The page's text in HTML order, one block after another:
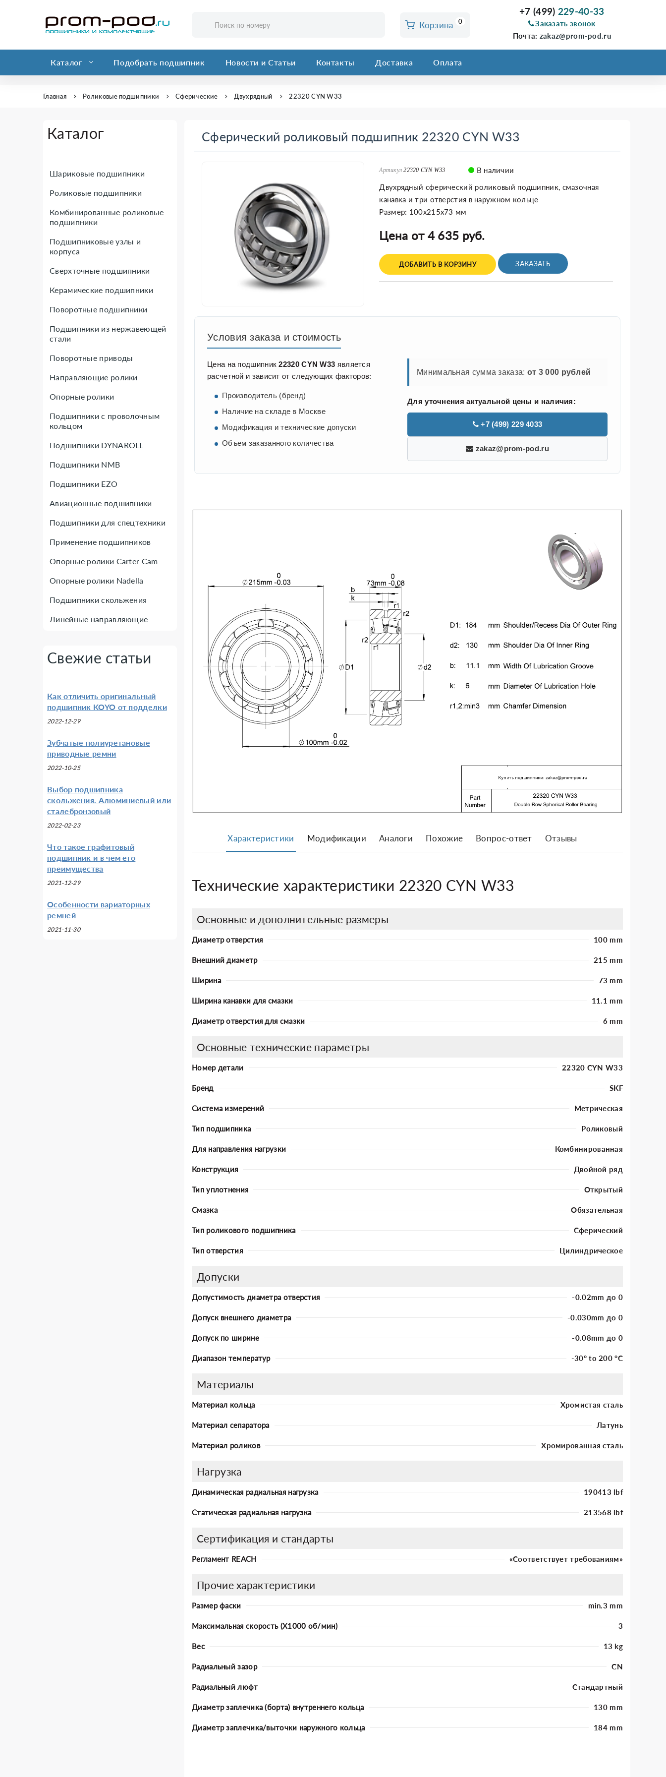
Корзина 0
+7 (499) 229-40-33
Заказать звонок
Почта: zakaz@prom-pod.ru
Каталог Подобрать подшипник Новости и Статьи Контакты Доставка Оплата
Главная Роликовые подшипники Сферические Двухрядный 22320 CYN W33
Каталог
Шариковые подшипники
Роликовые подшипники
Комбинированные роликовые
подшипники
Подшипниковые узлы и
корпуса
Сверхточные подшипники
Керамические подшипники
Поворотные подшипники
Подшипники из нержавеющей
стали
Поворотные приводы
Направляющие ролики
Опорные ролики
Подшипники с проволочным
кольцом
Подшипники DYNAROLL
Подшипники NMB
Подшипники EZO
Авиационные подшипники
Подшипники для спецтехники
Применение подшипников
Опорные ролики Carter Cam
Опорные ролики Nadella
Подшипники скольжения
Линейные направляющие
Свежие статьи
Как отличить оригинальный
подшипник KOYO от подделки
2022-12-29
Зубчатые полиуретановые
приводные ремни
2022-10-25
Выбор подшипника
скольжения. Алюминиевый или
сталебронзовый
2022-02-23
Что такое графитовый
подшипник и в чем его
преимущества
2021-12-29
Особенности вариаторных
ремней
2021-11-30
Сферический роликовый подшипник 22320 CYN W33
Артикул 22320 CYN W33
В наличии
Двухрядный сферический роликовый подшипник, смазочная
канавка и три отверстия в наружном кольце
Размер: 100x215x73 мм
Цена от 4 635 руб.
ДОБАВИТЬ В КОРЗИНУ ЗАКАЗАТЬ
Условия заказа и стоимость
Цена на подшипник22320 CYN W33 является
расчетной и зависит от следующих факторов:
Производитель (бренд)
Наличие на складе в Москве
Модификация и технические допуски
Объем заказанного количества
Минимальная сумма заказа: от 3 000 рублей
Для уточнения актуальной цены и наличия:
+7 (499) 229 4033
zakaz@prom-pod.ru
Характеристики Модификации Аналоги Похожие Вопрос-ответ Отзывы
Технические характеристики 22320 CYN W33
Основные и дополнительные размеры
Диаметр отверстия 100 mm
Внешний диаметр 215 mm
Ширина 73 mm
Ширина канавки для смазки 11.1 mm
Диаметр отверстия для смазки 6 mm
Основные технические параметры
Номер детали 22320 CYN W33
Бренд SKF
Система измерений Метрическая
Тип подшипника Роликовый
Для направления нагрузки Комбинированная
Конструкция Двойной ряд
Тип уплотнения Открытый
Смазка Обязательная
Тип роликового подшипника Сферический
Тип отверстия Цилиндрическое
Допуски
Допустимость диаметра отверстия -0.02mm до 0
Допуск внешнего диаметра -0.030mm до 0
Допуск по ширине -0.08mm до 0
Диапазон температур -30° to 200 °C
Материалы
Материал кольца Хромистая сталь
Материал сепаратора Латунь
Материал роликов Хромированная сталь
Нагрузка
Динамическая радиальная нагрузка 190413 lbf
Статическая радиальная нагрузка 213568 lbf
Сертификация и стандарты
Регламент REACH «Соответствует требованиям»
Прочие характеристики
Размер фаски min.3 mm
Максимальная скорость (X1000 об/мин) 3
Вес 13 kg
Радиальный зазор CN
Радиальный люфт Стандартный
Диаметр заплечика (борта) внутреннего кольца 130 mm
Диаметр заплечика/выточки наружного кольца 184 mm